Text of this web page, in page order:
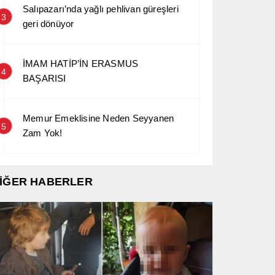
3
Salıpazarı’nda yağlı pehlivan güreşleri
geri dönüyor
4
İMAM HATİP’İN ERASMUS
BAŞARISI
5
Memur Emeklisine Neden Seyyanen
Zam Yok!
HABERLER